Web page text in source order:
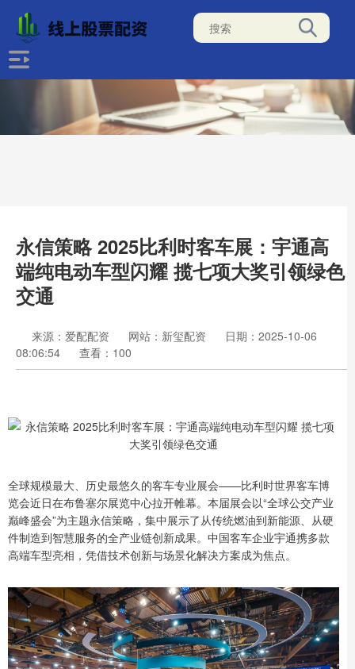
永信策略 2025比利时客车展：宇通高
端纯电动车型闪耀 揽七项大奖引领绿色
交通
来源：爱配配资 网站：新玺配资
日期：2025-10-06
08:06:54
查看：100
全球规模最大、历史最悠久的客车专业展会——比利时世界客车博
览会近日在布鲁塞尔展览中心拉开帷幕。本届展会以“全球公交产业
巅峰盛会”为主题永信策略，集中展示了从传统燃油到新能源、从硬
件制造到智慧服务的全产业链创新成果。中国客车企业宇通携多款
高端车型亮相，凭借技术创新与场景化解决方案成为焦点。